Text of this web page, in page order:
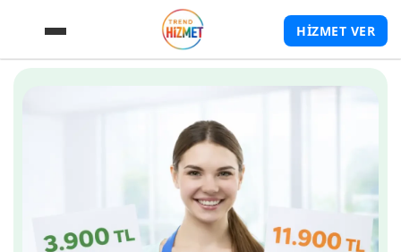
HİZMET VER